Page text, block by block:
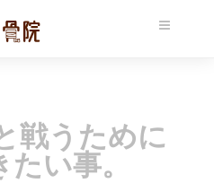
戦うために
い事。